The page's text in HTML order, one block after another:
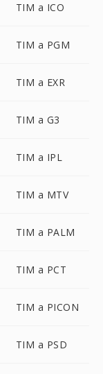
TIM a ICO
TIM a PGM
TIM a EXR
TIM a G3
TIM a IPL
TIM a MTV
TIM a PALM
TIM a PCT
TIM a PICON
TIM a PSD